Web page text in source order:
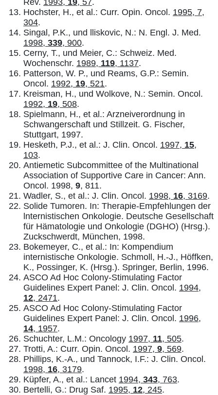
Hochster, H., et al.: Curr. Opin. Oncol. 1995, 7,
304.
Singal, P.K., und lliskovic, N.: N. Engl. J. Med.
1998, 339, 900.
Cerny, T., und Meier, C.: Schweiz. Med.
Wochenschr. 1989, 119, 1137.
Patterson, W. P., und Reams, G.P.: Semin.
Oncol. 1992, 19, 521.
Kreisman, H., und Wolkove, N.: Semin. Oncol.
1992, 19, 508.
Spielmann, H., et al.: Arzneiverordnung in
Schwangerschaft und Stillzeit. G. Fischer,
Stuttgart, 1997.
Hesketh, P.J., et al.: J. Clin. Oncol. 1997, 15,
103.
Antiemetic Subcommittee of the Multinational
Association of Supportive Care in Cancer: Ann.
Oncol. 1998, 9, 811.
Wadler, S., et al.: J. Clin. Oncol. 1998, 16, 3169.
Solide Tumoren. In: Therapie-Empfehlungen der
lnternistischen Onkologie. Deutsche Gesellschaft
für Hämatologie und Onkologie (DGHO) (Hrsg.).
Zuckschwerdt, München, 1998.
Bokemeyer, C., et al.: In: Kompendium
internistische Onkologie. Schmoll, H.-J., Höffken,
K., Possinger, K. (Hrsg.). Springer, Berlin, 1996.
ASCO Ad Hoc Colony-Stimulating Factor
Guidelines Expert Panel: J. Clin. Oncol. 1994,
12, 2471.
ASCO Ad Hoc Colony-Stimulating Factor
Guidelines Expert Panel: J. Clin. Oncol. 1996,
14, 1957.
Schuchter, L.M.: Oncology 1997, 11, 505.
Trotti, A.: Curr. Opin. Oncol. 1997, 9, 569.
Phillips, K.-A., und Tannock, I.F.: J. Clin. Oncol.
1998, 16, 3179.
Küpfer, A., et al.: Lancet 1994, 343, 763.
Bertelli, G.: Drug Saf. 1995, 12, 245.